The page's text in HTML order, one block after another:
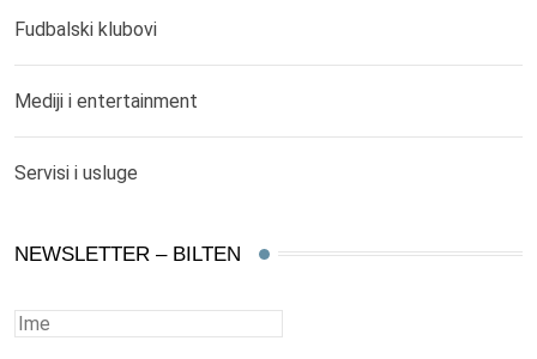
Fudbalski klubovi
Mediji i entertainment
Servisi i usluge
NEWSLETTER – BILTEN